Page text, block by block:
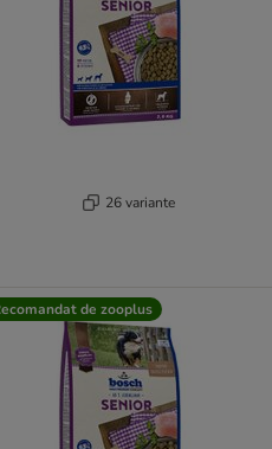
26 variante
de zooplus